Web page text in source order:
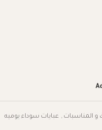
و المناسبات , عبايات سوداء يوميه